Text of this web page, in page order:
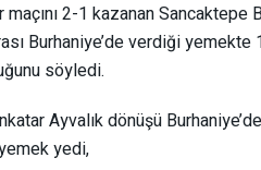
2-1 kazanan
Burhaniye’de verdiği
söyledi.
Ayvalık dönüşü
yedi,